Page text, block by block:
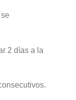
2 días a la